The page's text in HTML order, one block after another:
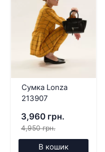
Сумка Lonza
213907
3,960 грн.
4,950 грн.
В кошик